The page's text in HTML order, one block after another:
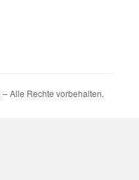
Alle Rechte vorbehalten.